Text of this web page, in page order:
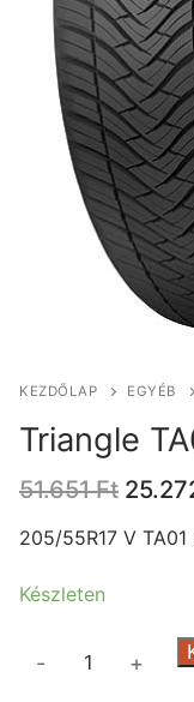
KEZDŐLAP EGYÉB
Triangle
51.651Ft
was:
205/55R17 V TA01
Készleten
Triangle
- +